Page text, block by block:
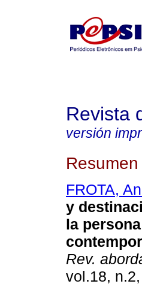
Revista
versión
Resumen
FROTA,
y
la
Rev.
vol.18,